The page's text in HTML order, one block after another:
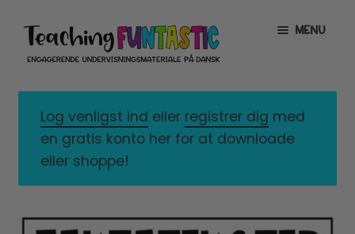
Spring
navigation
Spring
indhold
MENU
EXPAND
CHILD
MENU
MIN KONTO
GRATISMATERIALE
CHILD
Log venligst ind eller registrer dig med
en gratis konto her for at downloade
eller shoppe!